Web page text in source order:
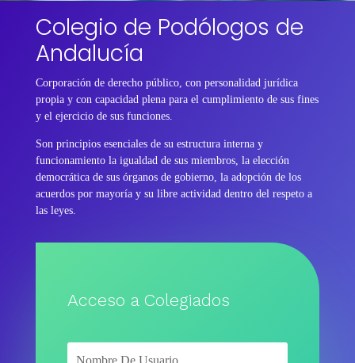
Colegio de Podólogos de
Andalucía
Corporación de derecho público, con personalidad jurídica
propia y con capacidad plena para el cumplimiento de sus fines
y el ejercicio de sus funciones.
Son principios esenciales de su estructura interna y
funcionamiento la igualdad de sus miembros, la elección
democrática de sus órganos de gobierno, la adopción de los
acuerdos por mayoría y su libre actividad dentro del respeto a
las leyes.
Acceso a Colegiados